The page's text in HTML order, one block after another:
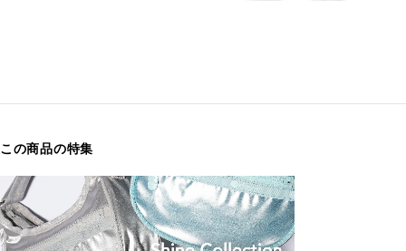
この商品の特集